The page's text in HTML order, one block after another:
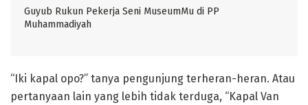
Guyub Rukun Pekerja Seni MuseumMu di PP
Muhammadiyah
“Iki kapal opo?” tanya pengunjung terheran-heran. Atau
pertanyaan lain yang lebih tidak terduga, “Kapal Van